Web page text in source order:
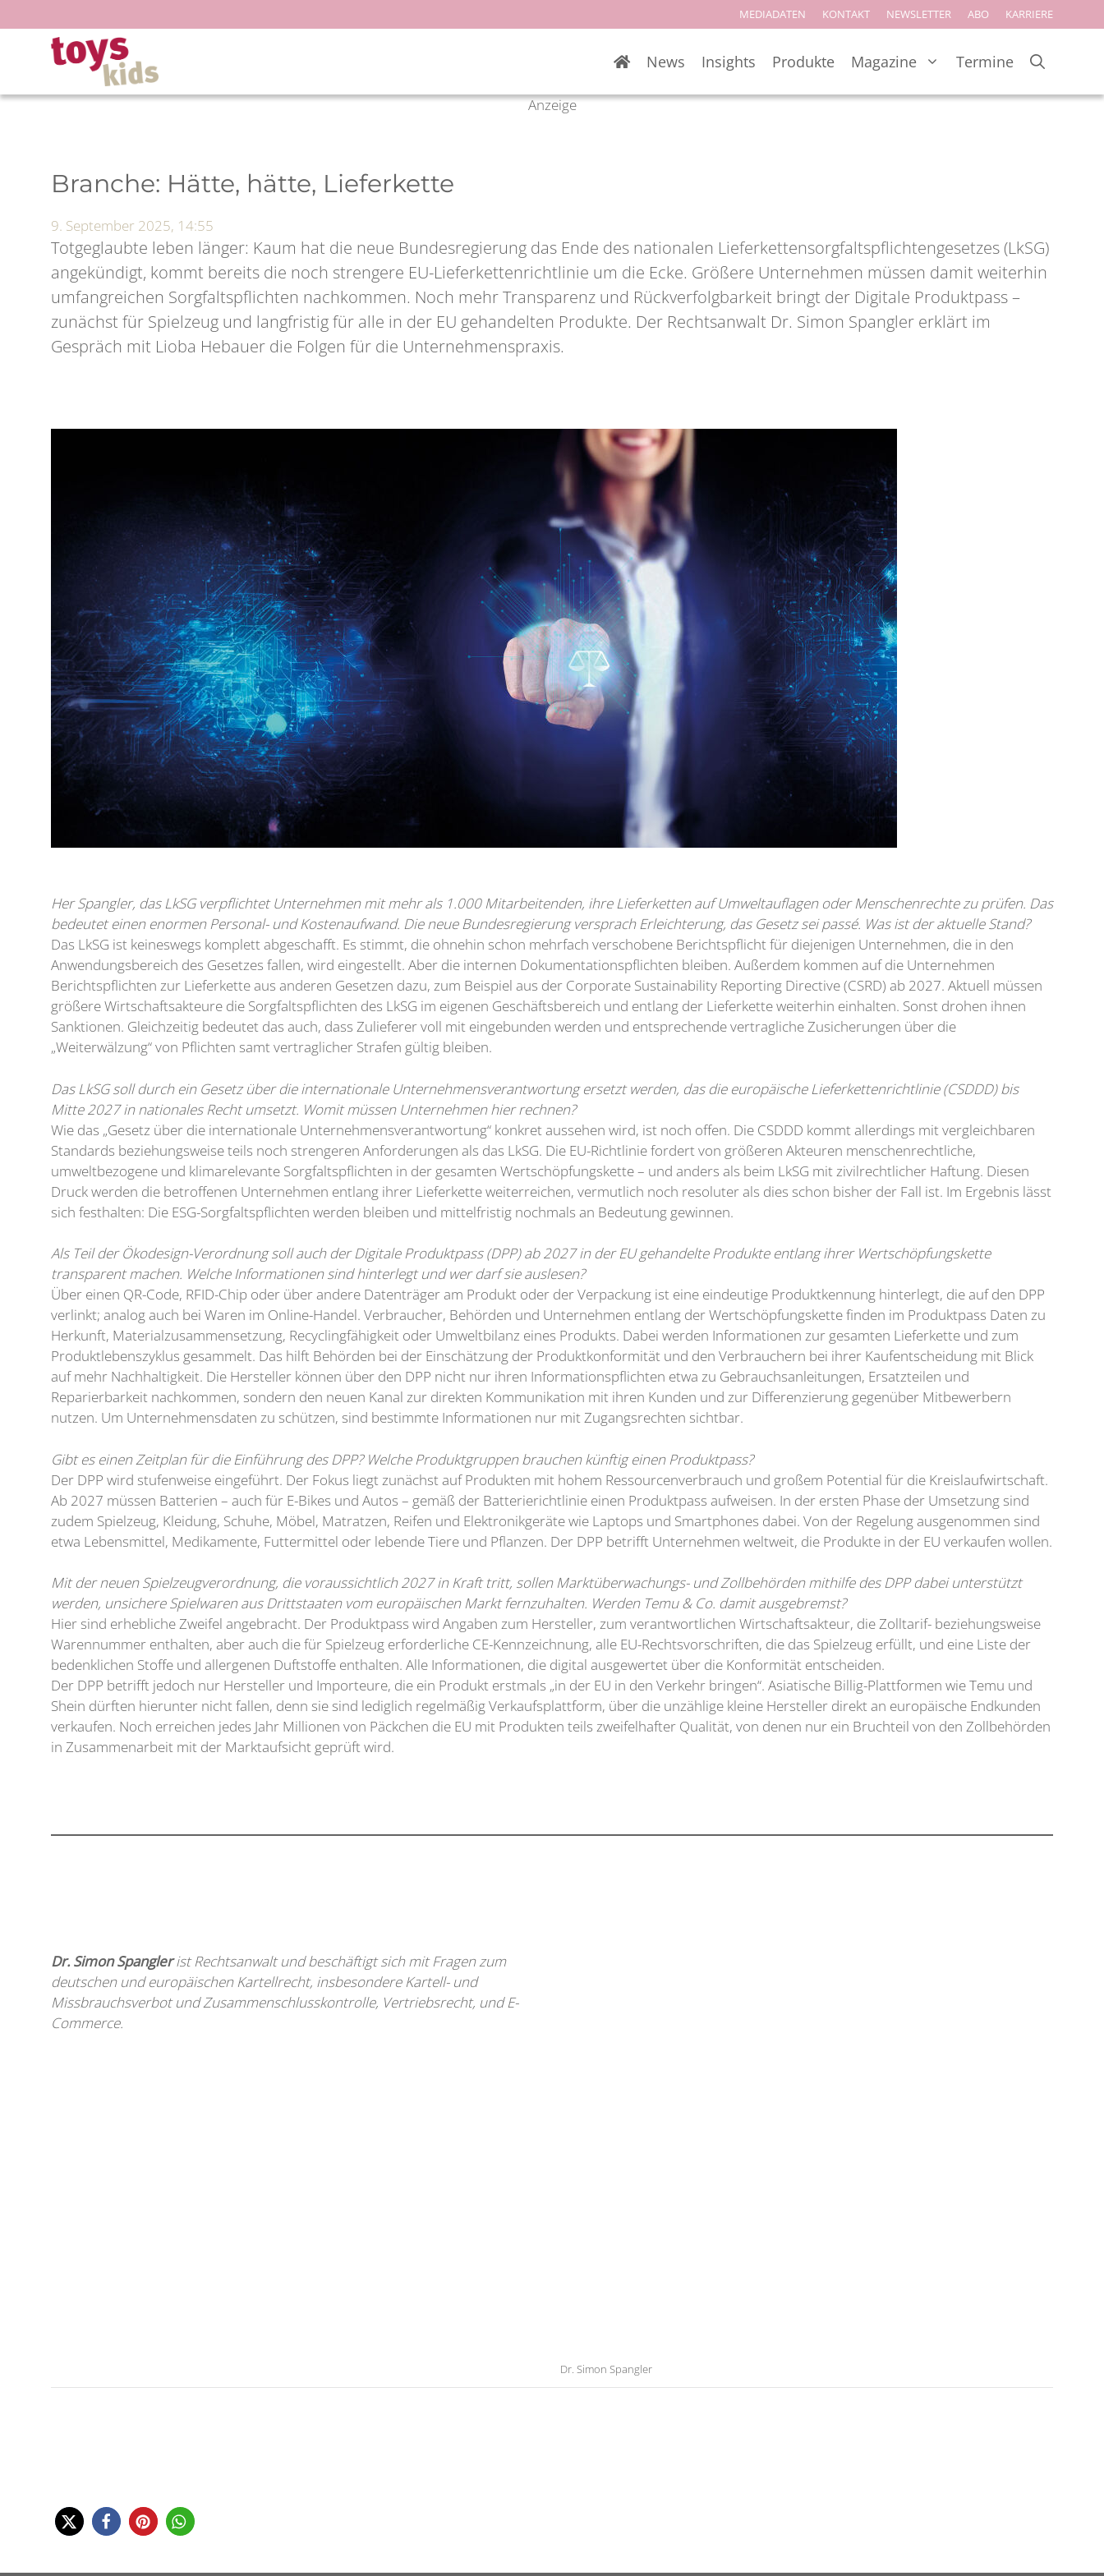
Inhalt
springen
MEDIADATEN KONTAKT NEWSLETTER ABO KARRIERE
News Insights Produkte Magazine Termine
Anzeige
Branche: Hätte, hätte, Lieferkette
9. September 2025, 14:55
Totgeglaubte leben länger: Kaum hat die neue Bundesregierung das Ende des nationalen Lieferkettensorgfaltspflichtengesetzes (LkSG)
angekündigt, kommt bereits die noch strengere EU-Lieferkettenrichtlinie um die Ecke. Größere Unternehmen müssen damit weiterhin
umfangreichen Sorgfaltspflichten nachkommen. Noch mehr Transparenz und Rückverfolgbarkeit bringt der Digitale Produktpass –
zunächst für Spielzeug und langfristig für alle in der EU gehandelten Produkte. Der Rechtsanwalt Dr. Simon Spangler erklärt im
Gespräch mit Lioba Hebauer die Folgen für die Unternehmenspraxis.
Her Spangler, das LkSG verpflichtet Unternehmen mit mehr als 1.000 Mitarbeitenden, ihre Lieferketten auf Umweltauflagen oder Menschenrechte zu prüfen. Das
bedeutet einen enormen Personal- und Kostenaufwand. Die neue Bundesregierung versprach Erleichterung, das Gesetz sei passé. Was ist der aktuelle Stand?
Das LkSG ist keineswegs komplett abgeschafft. Es stimmt, die ohnehin schon mehrfach verschobene Berichtspflicht für diejenigen Unternehmen, die in den
Anwendungsbereich des Gesetzes fallen, wird eingestellt. Aber die internen Dokumentationspflichten bleiben. Außerdem kommen auf die Unternehmen
Berichtspflichten zur Lieferkette aus anderen Gesetzen dazu, zum Beispiel aus der Corporate Sustainability Reporting Directive (CSRD) ab 2027. Aktuell müssen
größere Wirtschaftsakteure die Sorgfaltspflichten des LkSG im eigenen Geschäftsbereich und entlang der Lieferkette weiterhin einhalten. Sonst drohen ihnen
Sanktionen. Gleichzeitig bedeutet das auch, dass Zulieferer voll mit eingebunden werden und entsprechende vertragliche Zusicherungen über die
„Weiterwälzung“ von Pflichten samt vertraglicher Strafen gültig bleiben.
Das LkSG soll durch ein Gesetz über die internationale Unternehmensverantwortung ersetzt werden, das die europäische Lieferkettenrichtlinie (CSDDD) bis
Mitte 2027 in nationales Recht umsetzt. Womit müssen Unternehmen hier rechnen?
Wie das „Gesetz über die internationale Unternehmensverantwortung“ konkret aussehen wird, ist noch offen. Die CSDDD kommt allerdings mit vergleichbaren
Standards beziehungsweise teils noch strengeren Anforderungen als das LkSG. Die EU-Richtlinie fordert von größeren Akteuren menschenrechtliche,
umweltbezogene und klimarelevante Sorgfaltspflichten in der gesamten Wertschöpfungskette – und anders als beim LkSG mit zivilrechtlicher Haftung. Diesen
Druck werden die betroffenen Unternehmen entlang ihrer Lieferkette weiterreichen, vermutlich noch resoluter als dies schon bisher der Fall ist. Im Ergebnis lässt
sich festhalten: Die ESG-Sorgfaltspflichten werden bleiben und mittelfristig nochmals an Bedeutung gewinnen.
Als Teil der Ökodesign-Verordnung soll auch der Digitale Produktpass (DPP) ab 2027 in der EU gehandelte Produkte entlang ihrer Wertschöpfungskette
transparent machen. Welche Informationen sind hinterlegt und wer darf sie auslesen?
Über einen QR-Code, RFID-Chip oder über andere Datenträger am Produkt oder der Verpackung ist eine eindeutige Produktkennung hinterlegt, die auf den DPP
verlinkt; analog auch bei Waren im Online-Handel. Verbraucher, Behörden und Unternehmen entlang der Wertschöpfungskette finden im Produktpass Daten zu
Herkunft, Materialzusammensetzung, Recyclingfähigkeit oder Umweltbilanz eines Produkts. Dabei werden Informationen zur gesamten Lieferkette und zum
Produktlebenszyklus gesammelt. Das hilft Behörden bei der Einschätzung der Produktkonformität und den Verbrauchern bei ihrer Kaufentscheidung mit Blick
auf mehr Nachhaltigkeit. Die Hersteller können über den DPP nicht nur ihren Informationspflichten etwa zu Gebrauchsanleitungen, Ersatzteilen und
Reparierbarkeit nachkommen, sondern den neuen Kanal zur direkten Kommunikation mit ihren Kunden und zur Differenzierung gegenüber Mitbewerbern
nutzen. Um Unternehmensdaten zu schützen, sind bestimmte Informationen nur mit Zugangsrechten sichtbar.
Gibt es einen Zeitplan für die Einführung des DPP? Welche Produktgruppen brauchen künftig einen Produktpass?
Der DPP wird stufenweise eingeführt. Der Fokus liegt zunächst auf Produkten mit hohem Ressourcenverbrauch und großem Potential für die Kreislaufwirtschaft.
Ab 2027 müssen Batterien – auch für E-Bikes und Autos – gemäß der Batterierichtlinie einen Produktpass aufweisen. In der ersten Phase der Umsetzung sind
zudem Spielzeug, Kleidung, Schuhe, Möbel, Matratzen, Reifen und Elektronikgeräte wie Laptops und Smartphones dabei. Von der Regelung ausgenommen sind
etwa Lebensmittel, Medikamente, Futtermittel oder lebende Tiere und Pflanzen. Der DPP betrifft Unternehmen weltweit, die Produkte in der EU verkaufen wollen.
Mit der neuen Spielzeugverordnung, die voraussichtlich 2027 in Kraft tritt, sollen Marktüberwachungs- und Zollbehörden mithilfe des DPP dabei unterstützt
werden, unsichere Spielwaren aus Drittstaaten vom europäischen Markt fernzuhalten. Werden Temu & Co. damit ausgebremst?
Hier sind erhebliche Zweifel angebracht. Der Produktpass wird Angaben zum Hersteller, zum verantwortlichen Wirtschaftsakteur, die Zolltarif- beziehungsweise
Warennummer enthalten, aber auch die für Spielzeug erforderliche CE-Kennzeichnung, alle EU-Rechtsvorschriften, die das Spielzeug erfüllt, und eine Liste der
bedenklichen Stoffe und allergenen Duftstoffe enthalten. Alle Informationen, die digital ausgewertet über die Konformität entscheiden.
Der DPP betrifft jedoch nur Hersteller und Importeure, die ein Produkt erstmals „in der EU in den Verkehr bringen“. Asiatische Billig-Plattformen wie Temu und
Shein dürften hierunter nicht fallen, denn sie sind lediglich regelmäßig Verkaufsplattform, über die unzählige kleine Hersteller direkt an europäische Endkunden
verkaufen. Noch erreichen jedes Jahr Millionen von Päckchen die EU mit Produkten teils zweifelhafter Qualität, von denen nur ein Bruchteil von den Zollbehörden
in Zusammenarbeit mit der Marktaufsicht geprüft wird.
Dr. Simon Spanglerist Rechtsanwalt und beschäftigt sich mit Fragen zum
deutschen und europäischen Kartellrecht, insbesondere Kartell- und
Missbrauchsverbot und Zusammenschlusskontrolle, Vertriebsrecht, und E-
Commerce.
Dr. Simon Spangler